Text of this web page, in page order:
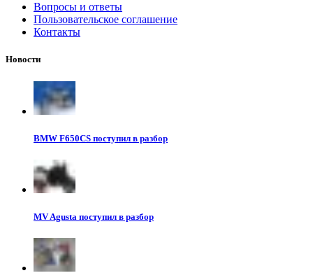
Вопросы и ответы
Пользовательское соглашение
Контакты
Новости
BMW F650CS поступил в разбор
MV Agusta поступил в разбор